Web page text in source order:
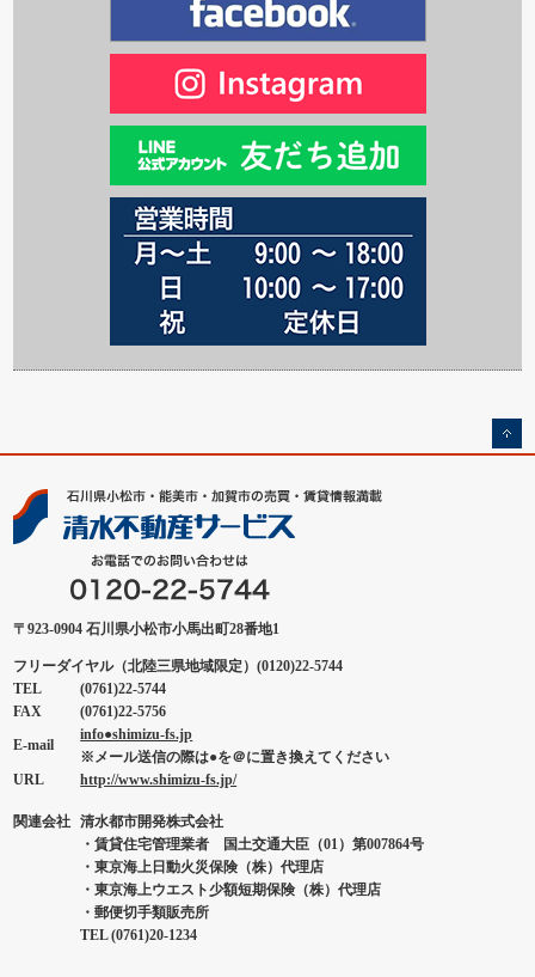
〒923-0904 石川県小松市小馬出町28番地1
フリーダイヤル（北陸三県地域限定）(0120)22-5744
TEL
(0761)22-5744
FAX
(0761)22-5756
E-mail
info●shimizu-fs.jp
※メール送信の際は●を＠に置き換えてください
URL
http://www.shimizu-fs.jp/
関連会社 清水都市開発株式会社
・賃貸住宅管理業者 国土交通大臣（01）第007864号
・東京海上日動火災保険（株）代理店
・東京海上ウエスト少額短期保険（株）代理店
・郵便切手類販売所
TEL (0761)20-1234